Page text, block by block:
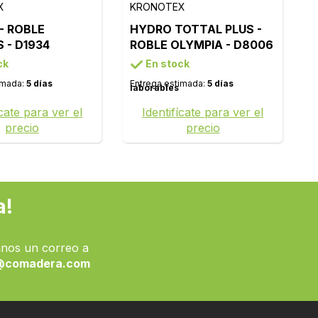
ROBLE
- D1934
5 días
para ver el
precio
KRONOTEX
HYDRO TOTTAL PLUS -
ROBLE OLYMPIA - D8006
En stock
Entrega estimada:5 días
laborables
Identifícate para ver el
precio
un correo a